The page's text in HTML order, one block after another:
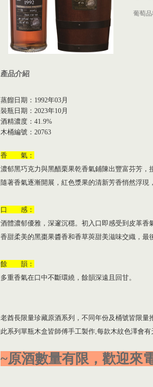
葡萄品
產品介紹
蒸餾日期：1992年03月
裝瓶日期：2023年10月
酒精濃度：41.9%
木桶編號：20763
香 氣：
濃郁黑巧克力與黑醋栗果乾香氣鋪陳出豐富芬芳，
隨著香氣逐漸開展，紅色漿果的清新芳香悄然浮現
口 感：
酒體濃郁優雅，深邃沉穩。初入口即感受到皮革香
香甜柔美的黑棗果醬香和香草莢甜美滋味交織，最
餘 韻：
多重香氣在口中不斷環繞，餘韻深遠且回甘。
老酋長限量珍藏原酒系列，不同年份及桶號皆限量
此系列單瓶木盒皆師傅手工製作,每款木紋色澤會有
~原酒數量有限，歡迎來